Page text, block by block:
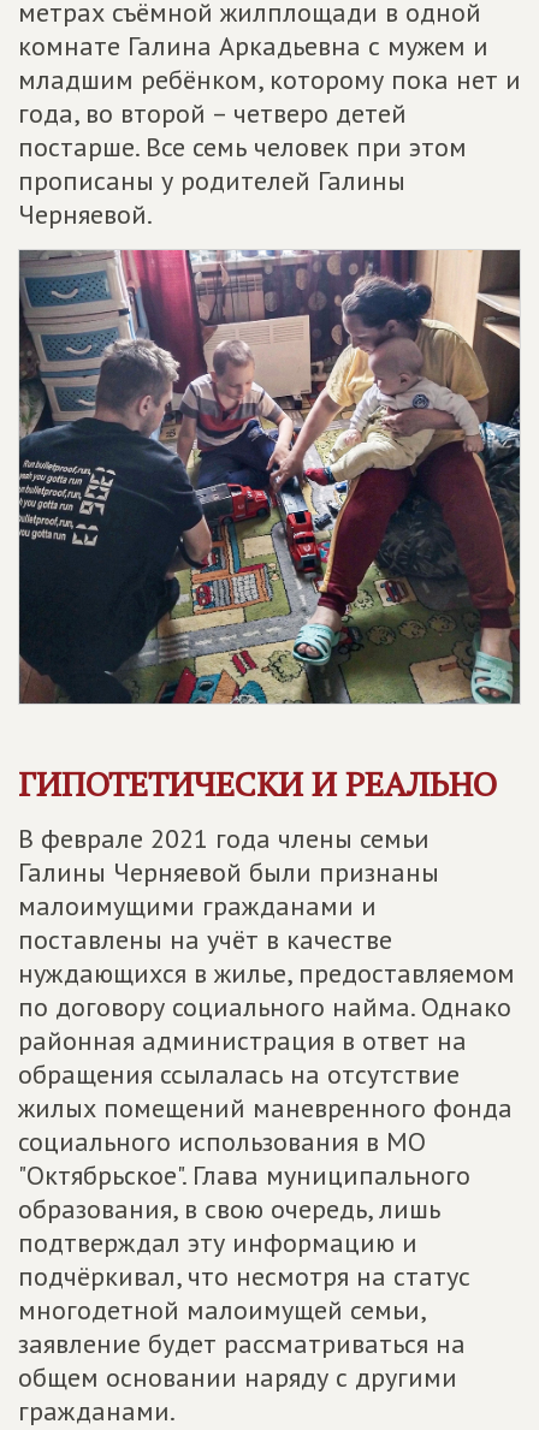
метрах съёмной жилплощади в одной
комнате Галина Аркадьевна с мужем и
младшим ребёнком, которому пока нет и
года, во второй – четверо детей
постарше. Все семь человек при этом
прописаны у родителей Галины
Черняевой.
ГИПОТЕТИЧЕСКИ И РЕАЛЬНО
В феврале 2021 года члены семьи
Галины Черняевой были признаны
малоимущими гражданами и
поставлены на учёт в качестве
нуждающихся в жилье, предоставляемом
по договору социального найма. Однако
районная администрация в ответ на
обращения ссылалась на отсутствие
жилых помещений маневренного фонда
социального использования в МО
"Октябрьское". Глава муниципального
образования, в свою очередь, лишь
подтверждал эту информацию и
подчёркивал, что несмотря на статус
многодетной малоимущей семьи,
заявление будет рассматриваться на
общем основании наряду с другими
гражданами.